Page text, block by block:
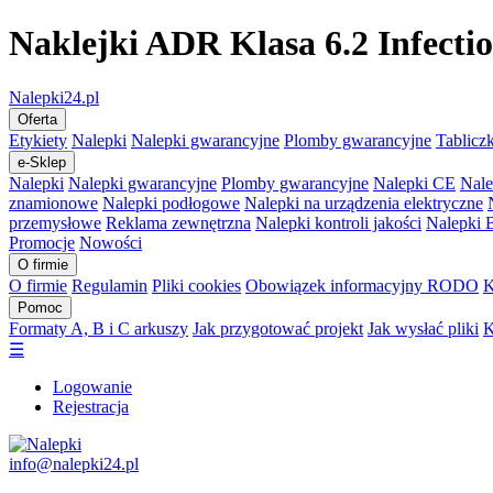
Naklejki ADR Klasa 6.2
Nalepki24.pl
Oferta
Etykiety Nalepki Nalepki gwarancyjne Plomby gwarancyjne
e-Sklep
Nalepki Nalepki gwarancyjne Plomby gwarancyjne Nalepki CE
znamionowe Nalepki podłogowe Nalepki na urządzenia elektryczne
przemysłowe Reklama zewnętrzna Nalepki kontroli jakości Nalepki
Promocje Nowości
O firmie
O firmie Regulamin Pliki cookies Obowiązek informacyjny RODO
Pomoc
Formaty A, B i C arkuszy Jak przygotować projekt Jak wysłać pliki
☰
Logowanie
Rejestracja
info@nalepki24.pl